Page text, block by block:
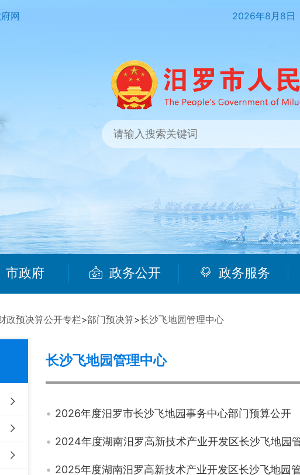
网 2026年8月8日
市政府 政务公开 政务服务
政预决算公开专栏>部门预决算>长沙飞地园管理中心
长沙飞地园管理中心
2026年度汨罗市长沙飞地园事务中心部门预算公开
2024年度湖南汨罗高新技术产业开发区长沙飞地园
2025年度湖南汨罗高新技术产业开发区长沙飞地园